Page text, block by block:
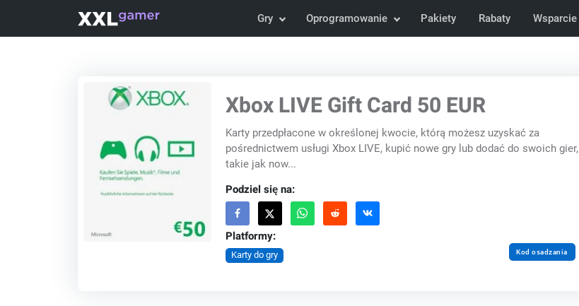
Gry Oprogramowanie Pakiety Rabaty Wsparcie
Xbox LIVE Gift Card 50 EUR
Karty przedpłacone w określonej kwocie, którą możesz uzyskać za
pośrednictwem usługi Xbox LIVE, kupić nowe gry lub dodać do swoich gier,
takie jak now...
Podziel się na:
Platformy:
Karty do gry Kod osadzania